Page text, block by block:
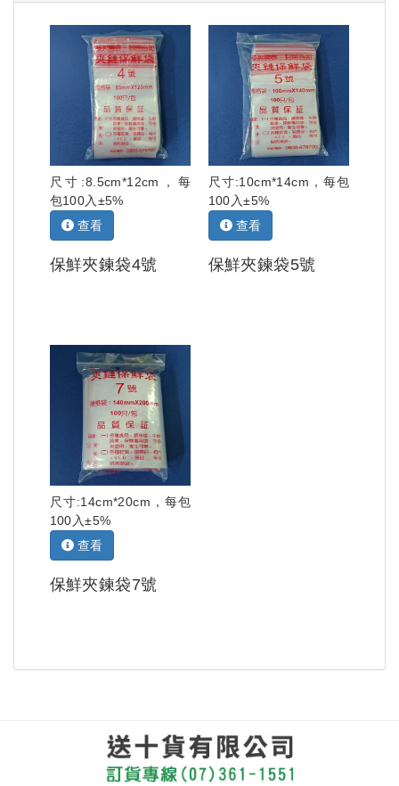
尺寸:8.5cm*12cm，每
包100入±5%
查看
保鮮夾鍊袋4號
尺寸:10cm*14cm，每包
100入±5%
查看
保鮮夾鍊袋5號
尺寸:14cm*20cm，每包
100入±5%
查看
保鮮夾鍊袋7號